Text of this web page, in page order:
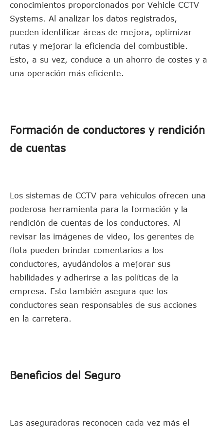
conocimientos proporcionados por Vehicle CCTV
Systems. Al analizar los datos registrados,
pueden identificar áreas de mejora, optimizar
rutas y mejorar la eficiencia del combustible.
Esto, a su vez, conduce a un ahorro de costes y a
una operación más eficiente.
Formación de conductores y rendición
de cuentas
Los sistemas de CCTV para vehículos ofrecen una
poderosa herramienta para la formación y la
rendición de cuentas de los conductores. Al
revisar las imágenes de video, los gerentes de
flota pueden brindar comentarios a los
conductores, ayudándolos a mejorar sus
habilidades y adherirse a las políticas de la
empresa. Esto también asegura que los
conductores sean responsables de sus acciones
en la carretera.
Beneficios del Seguro
Las aseguradoras reconocen cada vez más el